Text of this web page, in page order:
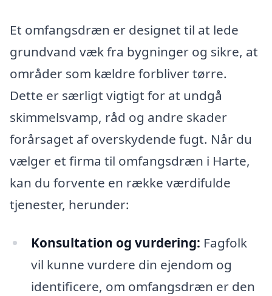
Et omfangsdræn er designet til at lede
grundvand væk fra bygninger og sikre, at
områder som kældre forbliver tørre.
Dette er særligt vigtigt for at undgå
skimmelsvamp, råd og andre skader
forårsaget af overskydende fugt. Når du
vælger et firma til omfangsdræn i Harte,
kan du forvente en række værdifulde
tjenester, herunder:
Konsultation og vurdering: Fagfolk
vil kunne vurdere din ejendom og
identificere, om omfangsdræn er den